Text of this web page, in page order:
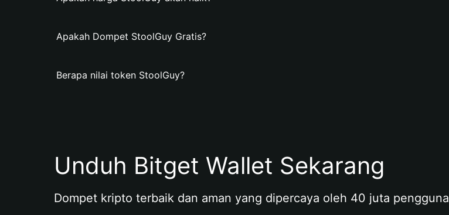
Apakah Dompet StoolGuy Gratis?
Berapa nilai token StoolGuy?
Unduh Bitget Wallet Sekarang
Dompet kripto terbaik dan aman yang dipercaya oleh 40 juta pengguna